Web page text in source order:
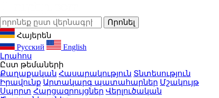
Հայերեն
Русский
English
Լրահոս
Ըստ թեմաների
Քաղաքական Հասարակություն Տնտեսություն
Իրավունք Արտակարգ պատահարներ Մշակույթ
Սպորտ Հարցազրույցներ Վերլուծական